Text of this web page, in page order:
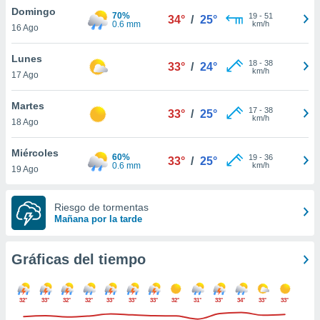
abono
únicos
similares
este sitio
IP
de
traten tus
a lo que
Para
Domingo
16 Ago
70%
0.6 mm
34° / 25° 19- 51
km/h
Lunes
17 Ago
33° / 24° 18- 38
km/h
Martes
18 Ago
33° / 25° 17- 38
km/h
Miércoles
19 Ago
60%
0.6 mm
33° / 25° 19- 36
km/h
Riesgo de tormentas
Mañana por la tarde
Gráficas del tiempo
32° 33° 32° 32° 33° 33° 33° 32° 31° 33° 34° 33° 33°